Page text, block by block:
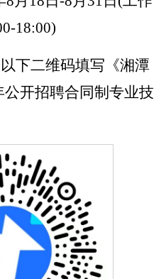
18:00)
下二维码填写《湘潭
开招聘合同制专业技